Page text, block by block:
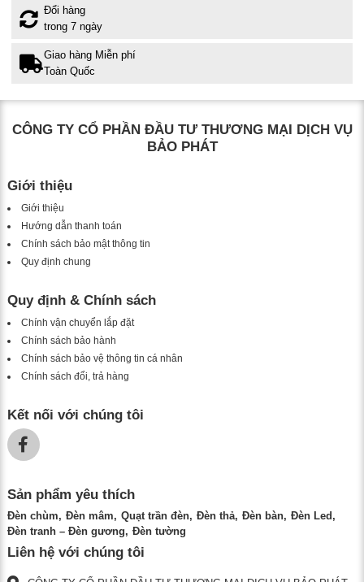
Đổi hàng
trong 7 ngày
Giao hàng Miễn phí
Toàn Quốc
CÔNG TY CỔ PHẦN ĐẦU TƯ THƯƠNG MẠI DỊCH VỤ
BẢO PHÁT
Giới thiệu
Giới thiệu
Hướng dẫn thanh toán
Chính sách bảo mật thông tin
Quy định chung
Quy định & Chính sách
Chính vận chuyển lắp đặt
Chính sách bảo hành
Chính sách bảo vệ thông tin cá nhân
Chính sách đổi, trả hàng
Kết nối với chúng tôi
Sản phẩm yêu thích
Đèn chùm Đèn mâm Quạt trần đèn Đèn thả Đèn bàn
Đèn Led
Đèn tranh – Đèn gương
Đèn tường
Liên hệ với chúng tôi